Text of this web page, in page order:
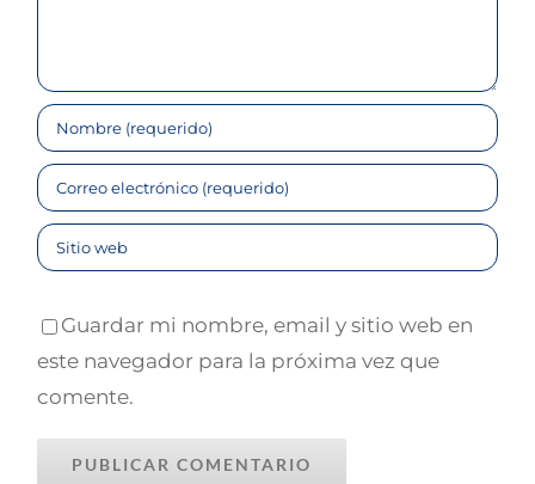
Guardar mi nombre, email y sitio web en
este navegador para la próxima vez que
comente.
ENLACES LEGALES
Aviso Legal
CONTACTA CONMIGO